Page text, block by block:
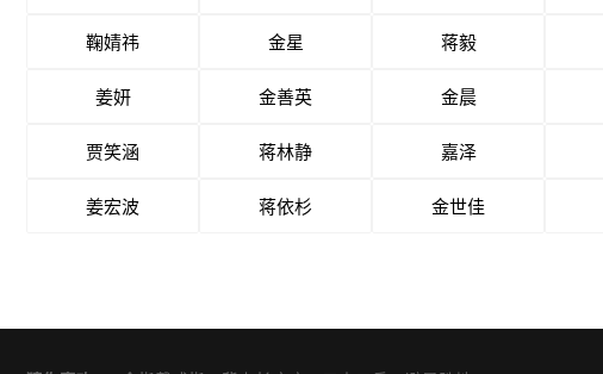
鞠婧祎 金星 蒋毅
姜妍 金善英 金晨
贾笑涵 蒋林静 嘉泽
姜宏波 蒋依杉 金世佳